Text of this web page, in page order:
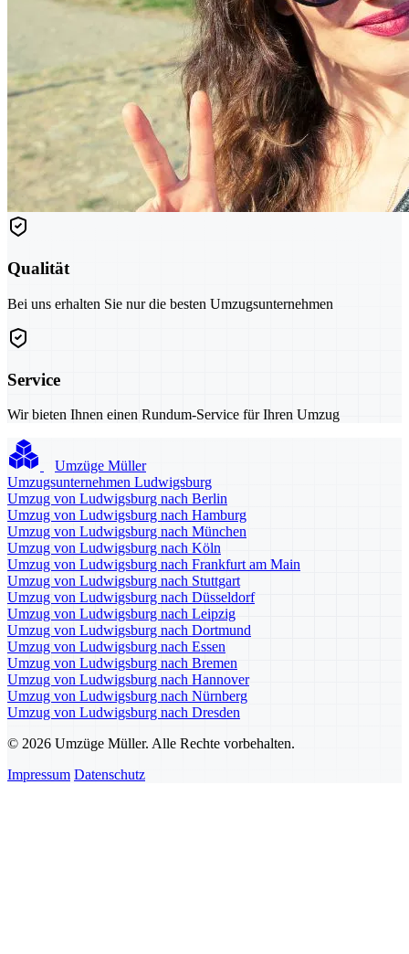
Qualität
Bei uns erhalten Sie nur die besten Umzugsunternehmen
Service
Wir bieten Ihnen einen Rundum-Service für Ihren Umzug
Umzüge Müller
Umzugsunternehmen Ludwigsburg
Umzug von Ludwigsburg nach Berlin
Umzug von Ludwigsburg nach Hamburg
Umzug von Ludwigsburg nach München
Umzug von Ludwigsburg nach Köln
Umzug von Ludwigsburg nach Frankfurt am Main
Umzug von Ludwigsburg nach Stuttgart
Umzug von Ludwigsburg nach Düsseldorf
Umzug von Ludwigsburg nach Leipzig
Umzug von Ludwigsburg nach Dortmund
Umzug von Ludwigsburg nach Essen
Umzug von Ludwigsburg nach Bremen
Umzug von Ludwigsburg nach Hannover
Umzug von Ludwigsburg nach Nürnberg
Umzug von Ludwigsburg nach Dresden
© 2026 Umzüge Müller. Alle Rechte vorbehalten.
Impressum Datenschutz